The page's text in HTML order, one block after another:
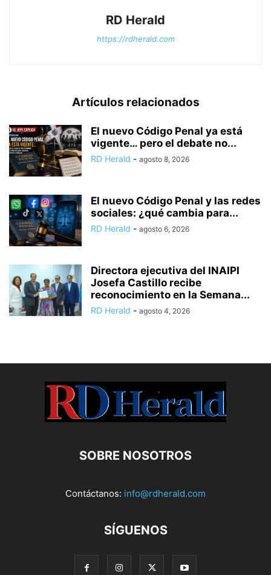
RD Herald
https://rdherald.com
Artículos relacionados
El nuevo Código Penal ya está
vigente… pero el debate no...
RD Herald - agosto 8, 2026
El nuevo Código Penal y las redes
sociales: ¿qué cambia para...
RD Herald - agosto 6, 2026
Directora ejecutiva del INAIPI
Josefa Castillo recibe
reconocimiento en la Semana...
RD Herald - agosto 4, 2026
SOBRE NOSOTROS
Contáctanos: info@rdherald.com
SÍGUENOS